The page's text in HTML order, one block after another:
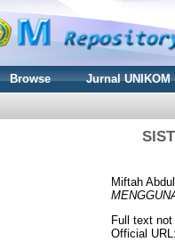
Browse Jurnal UNIKOM
Miftah
Full text not
Official URL: